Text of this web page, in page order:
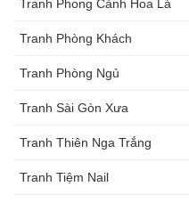
Tranh Phong Cảnh Hoa Lá
Tranh Phòng Khách
Tranh Phòng Ngủ
Tranh Sài Gòn Xưa
Tranh Thiên Nga Trắng
Tranh Tiệm Nail